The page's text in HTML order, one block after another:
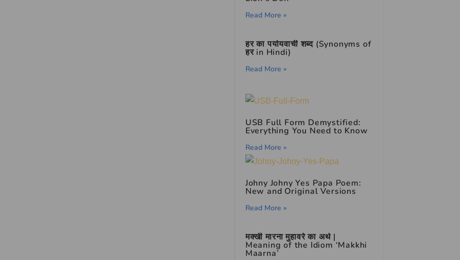
Read More »
हर का पर्यायवाची शब्द (Synonyms of
हर in Hindi)
Read More »
USB Full Form Demystified:
Everything You Need to Know
Read More »
Johny Johny Yes Papa Poem:
New and Original Versions
Read More »
मक्खी मारना मुहावरे का अर्थ |
Meaning of the Idiom ‘Makkhi
Maarna’